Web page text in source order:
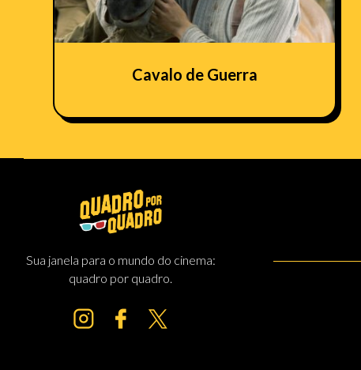
Cavalo de Guerra
Sua janela para o mundo do cinema:
quadro por quadro.